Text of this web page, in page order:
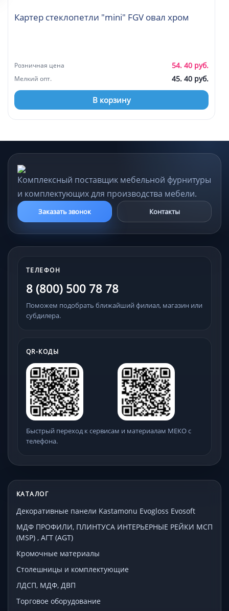
Картер стеклопетли "mini" FGV овал хром
Розничная цена 54. 40 руб.
Мелкий опт. 45. 40 руб.
В корзину
Комплексный поставщик мебельной фурнитуры
и комплектующих для производства мебели.
Заказать звонок Контакты
ТЕЛЕФОН
8 (800) 500 78 78
Поможем подобрать ближайший филиал, магазин или
субдилера.
QR-КОДЫ
Быстрый переход к сервисам и материалам МЕКО с
телефона.
КАТАЛОГ
Декоративные панели Kastamonu Evogloss Evosoft
МДФ ПРОФИЛИ, ПЛИНТУСА ИНТЕРЬЕРНЫЕ РЕЙКИ МСП
(MSP) , АГТ (AGT)
Кромочные материалы
Столешницы и комплектующие
ЛДСП, МДФ, ДВП
Торговое оборудование